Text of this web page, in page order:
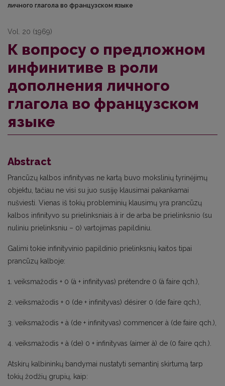
личного глагола во французском языке
Vol. 20 (1969)
К вопросу о предложном
инфинитиве в роли
дополнения личного
глагола во французском
языке
Abstract
Prancūzų kalbos infinityvas ne kartą buvo mokslinių tyrinėjimų
objektu, tačiau ne visi su juo susiję klausimai pakankamai
nušviesti. Vienas iš tokių probleminių klausimų yra prancūzų
kalbos infinityvo su prielinksniais à ir de arba be prielinksnio (su
nuliniu prielinksniu – 0) vartojimas papildiniu.
Galimi tokie infinityvinio papildinio prielinksnių kaitos tipai
prancūzų kalboje:
1. veiksmažodis + 0 (à + infinityvas) prétendre 0 (à faire qch.),
2. veiksmažodis + 0 (de + infinityvas) désirer 0 (de faire qch.),
3. veiksmažodis + à (de + infinityvas) commencer à (de faire qch.),
4. veiksmažodis + à (de) 0 + infinityvas (aimer à) de (0 faire qch.).
Atskirų kalbininkų bandymai nustatyti semantinį skirtumą tarp
tokių žodžių grupių, kaip: